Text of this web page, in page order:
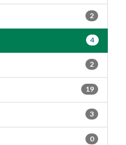
2
4
2
19
3
0